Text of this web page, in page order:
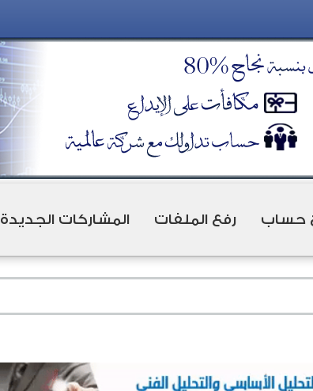
حساب رفع الملفات المشاركات الجديدة